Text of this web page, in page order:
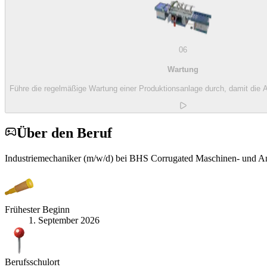
06
Wartung
Führe die regelmäßige Wartung einer Produktionsanlage durch, damit die
Über den Beruf
Industriemechaniker (m/w/d) bei BHS Corrugated Maschinen- und
Frühester Beginn
1. September 2026
Berufsschulort